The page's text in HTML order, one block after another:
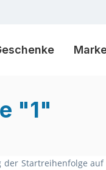
"1"
der Startreihenfolge